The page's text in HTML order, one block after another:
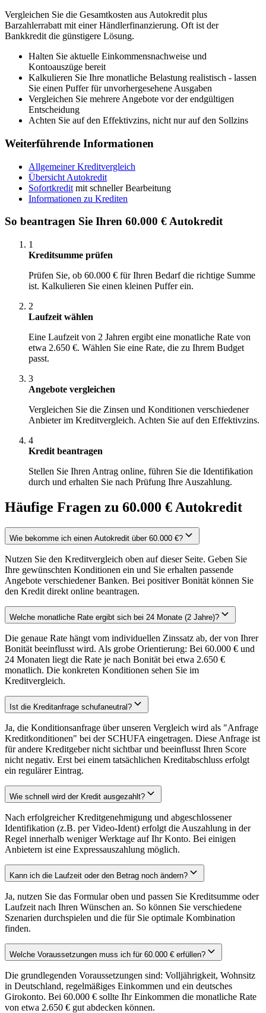
Vergleichen Sie die Gesamtkosten aus Autokredit plus
Barzahlerrabatt mit einer Händlerfinanzierung. Oft ist der
Bankkredit die günstigere Lösung.
Halten Sie aktuelle Einkommensnachweise und
Kontoauszüge bereit
Kalkulieren Sie Ihre monatliche Belastung realistisch - lassen
Sie einen Puffer für unvorhergesehene Ausgaben
Vergleichen Sie mehrere Angebote vor der endgültigen
Entscheidung
Achten Sie auf den Effektivzins, nicht nur auf den Sollzins
Weiterführende Informationen
Allgemeiner Kreditvergleich
Übersicht Autokredit
Sofortkredit mit schneller Bearbeitung
Informationen zu Krediten
So beantragen Sie Ihren 60.000 € Autokredit
1
Kreditsumme prüfen
Prüfen Sie, ob 60.000 € für Ihren Bedarf die richtige Summe
ist. Kalkulieren Sie einen kleinen Puffer ein.
2
Laufzeit wählen
Eine Laufzeit von 2 Jahren ergibt eine monatliche Rate von
etwa 2.650 €. Wählen Sie eine Rate, die zu Ihrem Budget
passt.
3
Angebote vergleichen
Vergleichen Sie die Zinsen und Konditionen verschiedener
Anbieter im Kreditvergleich. Achten Sie auf den Effektivzins.
4
Kredit beantragen
Stellen Sie Ihren Antrag online, führen Sie die Identifikation
durch und erhalten Sie nach Prüfung Ihre Auszahlung.
Häufige Fragen zu 60.000 € Autokredit
Wie bekomme ich einen Autokredit über 60.000 €?
Nutzen Sie den Kreditvergleich oben auf dieser Seite. Geben Sie
Ihre gewünschten Konditionen ein und Sie erhalten passende
Angebote verschiedener Banken. Bei positiver Bonität können Sie
den Kredit direkt online beantragen.
Welche monatliche Rate ergibt sich bei 24 Monate (2 Jahre)?
Die genaue Rate hängt vom individuellen Zinssatz ab, der von Ihrer
Bonität beeinflusst wird. Als grobe Orientierung: Bei 60.000 € und
24 Monaten liegt die Rate je nach Bonität bei etwa 2.650 €
monatlich. Die konkreten Konditionen sehen Sie im
Kreditvergleich.
Ist die Kreditanfrage schufaneutral?
Ja, die Konditionsanfrage über unseren Vergleich wird als "Anfrage
Kreditkonditionen" bei der SCHUFA eingetragen. Diese Anfrage ist
für andere Kreditgeber nicht sichtbar und beeinflusst Ihren Score
nicht negativ. Erst bei einem tatsächlichen Kreditabschluss erfolgt
ein regulärer Eintrag.
Wie schnell wird der Kredit ausgezahlt?
Nach erfolgreicher Kreditgenehmigung und abgeschlossener
Identifikation (z.B. per Video-Ident) erfolgt die Auszahlung in der
Regel innerhalb weniger Werktage auf Ihr Konto. Bei einigen
Anbietern ist eine Expressauszahlung möglich.
Kann ich die Laufzeit oder den Betrag noch ändern?
Ja, nutzen Sie das Formular oben und passen Sie Kreditsumme oder
Laufzeit nach Ihren Wünschen an. So können Sie verschiedene
Szenarien durchspielen und die für Sie optimale Kombination
finden.
Welche Voraussetzungen muss ich für 60.000 € erfüllen?
Die grundlegenden Voraussetzungen sind: Volljährigkeit, Wohnsitz
in Deutschland, regelmäßiges Einkommen und ein deutsches
Girokonto. Bei 60.000 € sollte Ihr Einkommen die monatliche Rate
von etwa 2.650 € gut abdecken können.